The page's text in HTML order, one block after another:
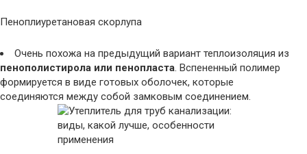
Пеноплиуретановая скорлупа
Очень похожа на предыдущий вариант теплоизоляция из
пенополистирола или пенопласта. Вспененный полимер
формируется в виде готовых оболочек, которые
соединяются между собой замковым соединением.